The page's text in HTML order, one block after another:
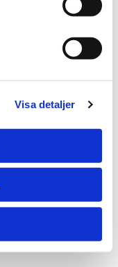
Visa detaljer